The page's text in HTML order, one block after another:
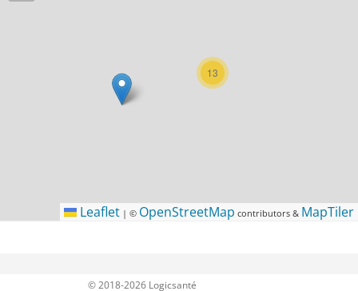
13
Leaflet | © OpenStreetMap contributors & MapTiler
© 2018-2026 Logicsanté